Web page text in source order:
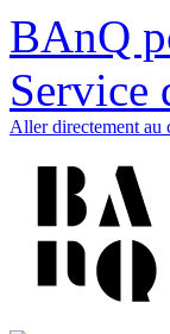
BAnQ
Service
Aller directement au